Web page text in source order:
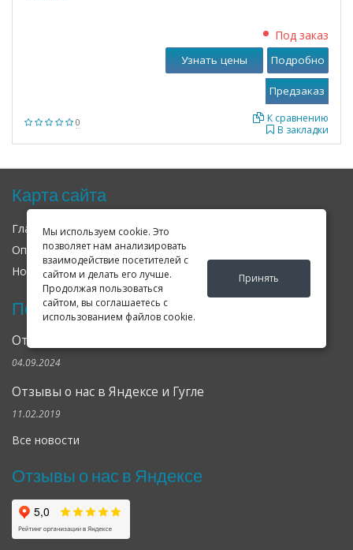
Мы используем cookie. Это
позволяет нам анализировать
взаимодействие посетителей с
сайтом и делать его лучше.
Продолжая пользоваться
сайтом, вы соглашаетесь с
использованием файлов cookie.
Принять
0
Под заказ
В закладки
К сравнению
Узнать цены Подробно
Карта сайта
Главная О нас
Оплата
Доставка
Новости
Оферта Соглашение
Последние новости
Открылся клубный сервис Geely в Петербурге
04.09.2024
Отзывы о нас в Яндексе и Гугле
11.02.2019
Все новости
Отзывы о нас в Яндексе